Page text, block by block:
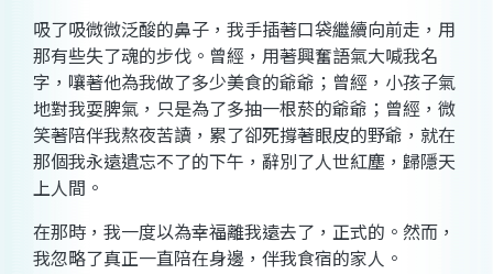
吸了吸微微泛酸的鼻子，我手插著口袋繼續向前走，用
那有些失了魂的步伐。曾經，用著興奮語氣大喊我名
字，嚷著他為我做了多少美食的爺爺；曾經，小孩子氣
地對我耍脾氣，只是為了多抽一根菸的爺爺；曾經，微
笑著陪伴我熬夜苦讀，累了卻死撐著眼皮的野爺，就在
那個我永遠遺忘不了的下午，辭別了人世紅塵，歸隱天
上人間。
在那時，我一度以為幸福離我遠去了，正式的。然而，
我忽略了真正一直陪在身邊，伴我食宿的家人。